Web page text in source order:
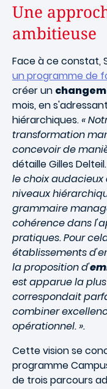
Une
ambitieuse
Face à ce constat,
un programme de
créer un
mois, en
hiérarchiques.«
transformation
concevoir de
détaille Gilles Delteil.
le choix
niveaux
grammaire
cohérence dans
pratiques. Pour
établissements
la proposition d'
est apparue la
correspondait
combiner
opérationnel. ».
Cette vision se
programme
de trois parcours